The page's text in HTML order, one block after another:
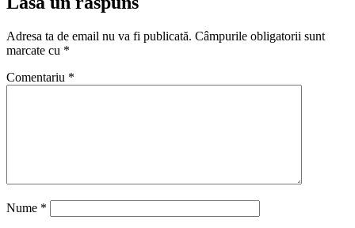
Adresa ta de email nu va fi publicată. Câmpurile obligatorii sunt
marcate cu *
Comentariu *
Nume *